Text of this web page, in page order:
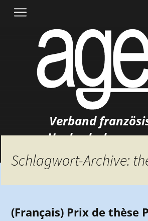
Inhalt
Verband
Schlagwort-Archive:
(Français) Prix de thèse